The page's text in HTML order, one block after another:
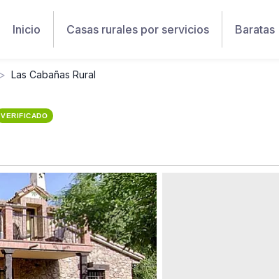
Inicio Casas rurales por servicios Baratas
Las Cabañas Rural
VERIFICADO